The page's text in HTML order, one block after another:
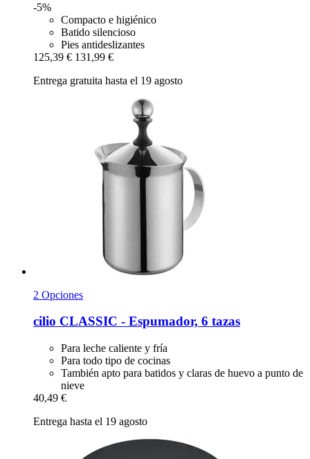
-5%
Compacto e higiénico
Batido silencioso
Pies antideslizantes
125,39 € 131,99 €
Entrega gratuita hasta el 19 agosto
2 Opciones
cilio CLASSIC -​ Espumador, 6 tazas
Para leche caliente y fría
Para todo tipo de cocinas
También apto para batidos y claras de huevo a punto de
nieve
40,49 €
Entrega hasta el 19 agosto